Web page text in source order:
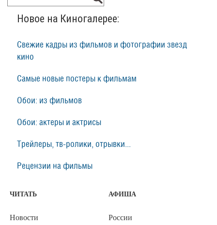
Новое на Киногалерее:
Свежие кадры из фильмов и фотографии звезд
кино
Самые новые постеры к фильмам
Обои: из фильмов
Обои: актеры и актрисы
Трейлеры, тв-ролики, отрывки...
Рецензии на фильмы
ЧИТАТЬ
Новости
АФИША
России